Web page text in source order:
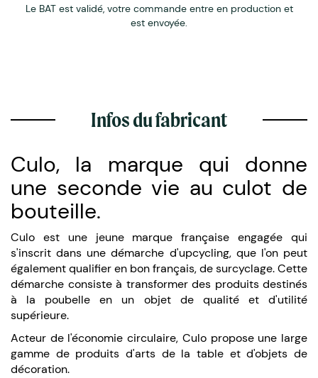
Le BAT est validé, votre commande entre en production et
est envoyée.
Infos du fabricant
Culo, la marque qui donne
une seconde vie au culot de
bouteille.
Culo est une jeune marque française engagée qui
s'inscrit dans une démarche d'upcycling, que l'on peut
également qualifier en bon français, de surcyclage. Cette
démarche consiste à transformer des produits destinés
à la poubelle en un objet de qualité et d'utilité
supérieure.
Acteur de l'économie circulaire, Culo propose une large
gamme de produits d'arts de la table et d'objets de
décoration.